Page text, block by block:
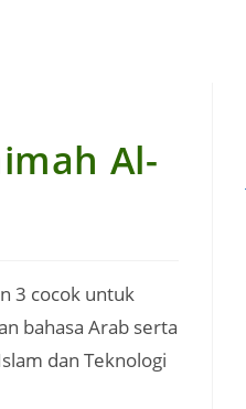
Al-
3 cocok untuk
bahasa Arab serta
dan Teknologi